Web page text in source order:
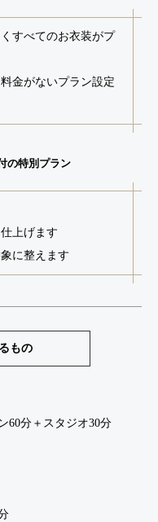
すべてのお衣装がプ
金がないプラン設定
の特別プラン
上げます
に整えます
もの
分＋スタジオ30分